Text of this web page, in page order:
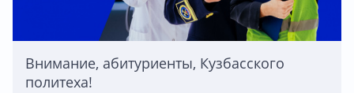
Внимание, абитуриенты, Кузбасского
политеха!